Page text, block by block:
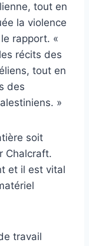
tout en
la violence
rapport. «
récits des
tout en
des
»
soit
Chalcraft.
et il est vital
travail